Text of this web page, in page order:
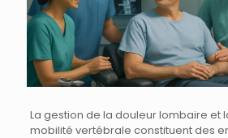
La gestion de la douleur lombaire et
mobilité vertébrale constituent des